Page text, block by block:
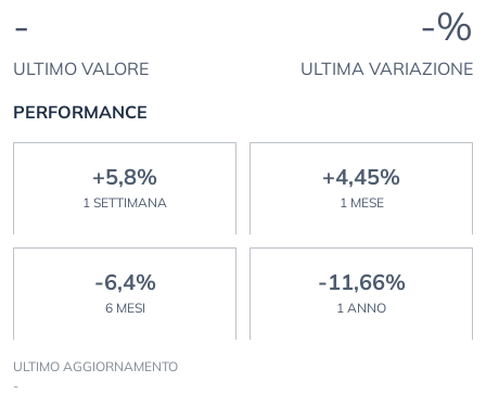
-
ULTIMO VALORE
-%
ULTIMA VARIAZIONE
PERFORMANCE
+5,8%
1 SETTIMANA
+4,45%
1 MESE
-6,4%
6 MESI
-11,66%
1 ANNO
ULTIMO AGGIORNAMENTO
-